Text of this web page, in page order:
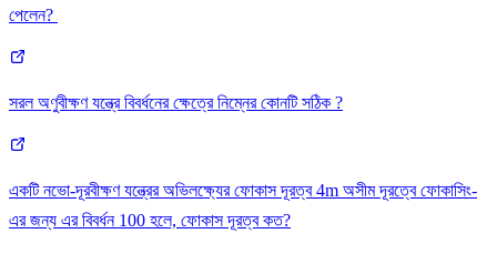
পেলেন?
সরল অণুবীক্ষণ যন্ত্রে বিবর্ধনের ক্ষেত্রে নিম্নের কোনটি সঠিক ?
একটি নভো-দূরবীক্ষণ যন্ত্রের অভিলক্ষ্যের ফোকাস দূরত্ব 4m অসীম দূরত্বে ফোকাসিং-
এর জন্য এর বিবর্ধন 100 হলে, ফোকাস দূরত্ব কত?